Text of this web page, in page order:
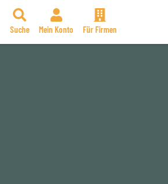
Suche Mein Konto Für Firmen